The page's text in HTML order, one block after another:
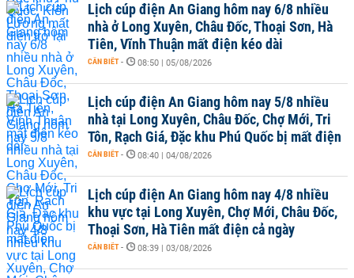
Lịch cúp điện An Giang hôm nay 6/8 nhiều
nhà ở Long Xuyên, Châu Đốc, Thoại Sơn, Hà
Tiên, Vĩnh Thuận mất điện kéo dài
CẦN BIẾT - 08:50 | 05/08/2026
Lịch cúp điện An Giang hôm nay 5/8 nhiều
nhà tại Long Xuyên, Châu Đốc, Chợ Mới, Tri
Tôn, Rạch Giá, Đặc khu Phú Quốc bị mất điện
CẦN BIẾT - 08:40 | 04/08/2026
Lịch cúp điện An Giang hôm nay 4/8 nhiều
khu vực tại Long Xuyên, Chợ Mới, Châu Đốc,
Thoại Sơn, Hà Tiên mất điện cả ngày
CẦN BIẾT - 08:39 | 03/08/2026